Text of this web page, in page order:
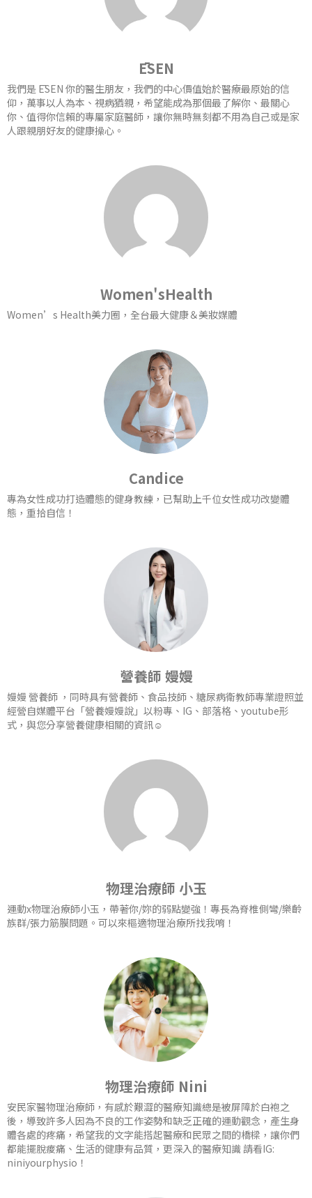
ĒSEN
我們是 ĒSEN 你的醫生朋友，我們的中心價值始於醫療最原始的信
仰，萬事以人為本、視病猶親，希望能成為那個最了解你、最關心
你、值得你信賴的專屬家庭醫師，讓你無時無刻都不用為自己或是家
人跟親朋好友的健康操心。
Women'sHealth
Women’s Health美力圈，全台最大健康＆美妝媒體
Candice
專為女性成功打造體態的健身教練，已幫助上千位女性成功改變體
態，重拾自信！
營養師 嫚嫚
嫚嫚 營養師 ，同時具有營養師、食品技師、糖尿病衛教師專業證照並
經營自媒體平台「營養嫚嫚說」以粉專、IG、部落格、youtube形
式，與您分享營養健康相關的資訊☺️
物理治療師 小玉
運動x物理治療師小玉，帶著你/妳的弱點變強！專長為脊椎側彎/樂齡
族群/張力筋膜問題。可以來樞適物理治療所找我唷！
物理治療師 Nini
安民家醫物理治療師，有感於艱澀的醫療知識總是被屏障於白袍之
後，導致許多人因為不良的工作姿勢和缺乏正確的運動觀念，產生身
體各處的疼痛，希望我的文字能搭起醫療和民眾之間的橋樑，讓你們
都能擺脫痠痛、生活的健康有品質，更深入的醫療知識 請看IG:
niniyourphysio！